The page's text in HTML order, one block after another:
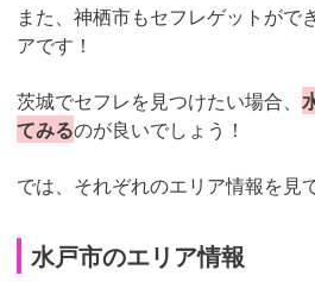
また、神栖市もセフレゲットがで
アです！
茨城でセフレを見つけたい場合、
てみるのが良いでしょう！
では、それぞれのエリア情報を見
水戸市のエリア情報